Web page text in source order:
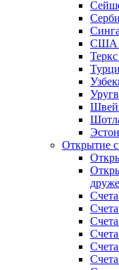
США
Открытие